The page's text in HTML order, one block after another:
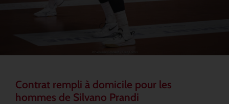
Contrat rempli à domicile pour les
hommes de Silvano Prandi